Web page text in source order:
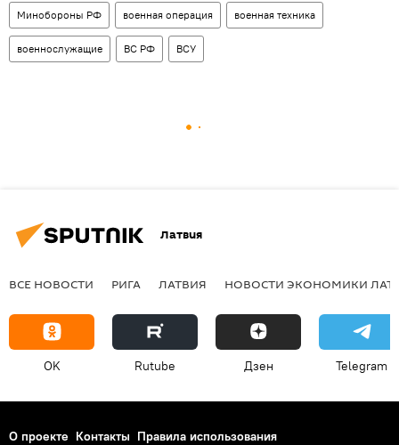
Минобороны РФ военная операция военная техника
военнослужащие ВС РФ ВСУ
Латвия
ВСЕ НОВОСТИ РИГА ЛАТВИЯ НОВОСТИ ЭКОНОМИКИ
OK Rutube Дзен Telegram
О проекте Контакты Правила использования